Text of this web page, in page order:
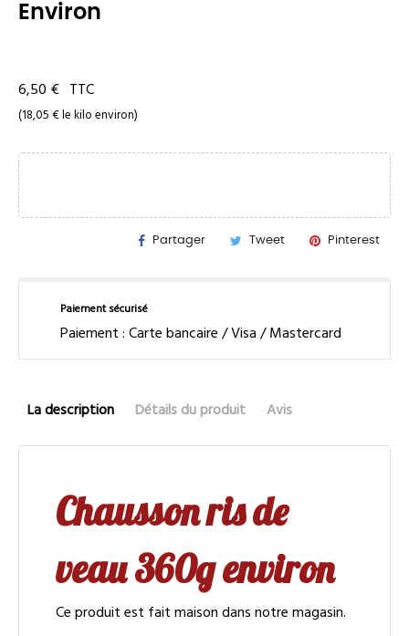
Environ
6,50 € TTC
(18,05 € le kilo environ)
Partager Tweet Pinterest
Paiement sécurisé
Paiement : Carte bancaire / Visa / Mastercard
La description Détails du produit Avis
Chausson ris de
veau 360g environ
Ce produit est fait maison dans notre magasin.